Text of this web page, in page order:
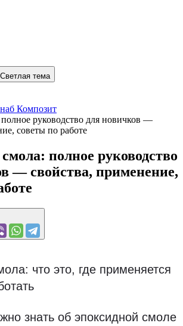
Светлая тема
Композит
руководство для новичков —
советы по работе
полное руководство
— свойства, применение,
что это, где применяется
знать об эпоксидной смоле